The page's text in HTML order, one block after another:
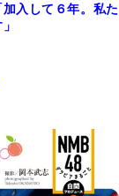
入して６年。私た